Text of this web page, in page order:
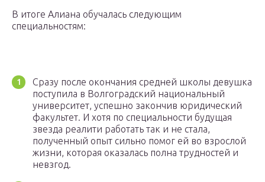
В итоге Алиана обучалась следующим
специальностям:
Сразу после окончания средней школы девушка
поступила в Волгоградский национальный
университет, успешно закончив юридический
факультет. И хотя по специальности будущая
звезда реалити работать так и не стала,
полученный опыт сильно помог ей во взрослой
жизни, которая оказалась полна трудностей и
невзгод.